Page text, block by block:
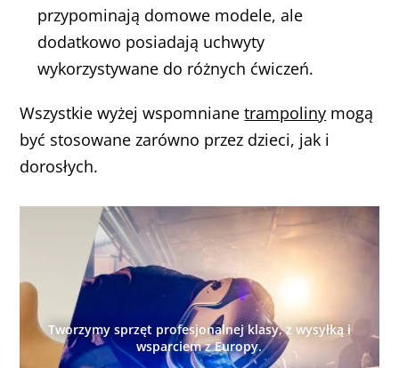
przypominają domowe modele, ale
dodatkowo posiadają uchwyty
wykorzystywane do różnych ćwiczeń.
Wszystkie wyżej wspomnianetrampoliny mogą
być stosowane zarówno przez dzieci, jak i
dorosłych.
Tworzymy sprzęt profesjonalnej klasy, z wysyłką i
wsparciem z Europy.